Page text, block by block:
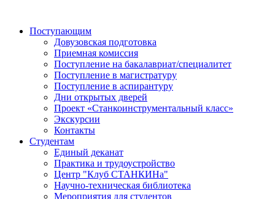
Поступающим
Довузовская подготовка
Приемная комиссия
Поступление на бакалавриат/специалитет
Поступление в магистратуру
Поступление в аспирантуру
Дни открытых дверей
Проект «Станкоинструментальный класс»
Экскурсии
Контакты
Студентам
Единый деканат
Практика и трудоустройство
Центр "Клуб СТАНКИНа"
Научно-техническая библиотека
Мероприятия для студентов